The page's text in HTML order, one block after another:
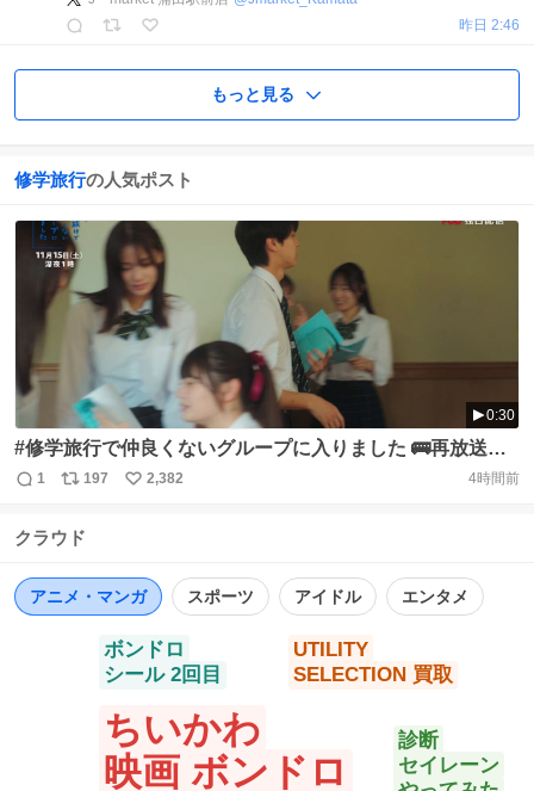
昨日 2:46
もっと見る
修学旅行の人気ポスト
0:30
#修学旅行で仲良くないグループに入りました 🚌再放送の
お知らせ💨 平凡男子が、なぜか一軍男子と同じ班に⁉️ 修学
せないで！止まらない嫉妬心 ABC（関西）今日深夜0時 放
あがろう🎉✨ https://t.co/cualIqushS
返
数
1
リ
ス
数
197
い
2,382 4時間前
クラウド
アニメ・マンガ スポーツ アイドル エンタメ
ちいかわ
映画 ボンドロ
UTILITY
SELECTION 買取
診断
セイレーン
ボンドロ
シール 2回目